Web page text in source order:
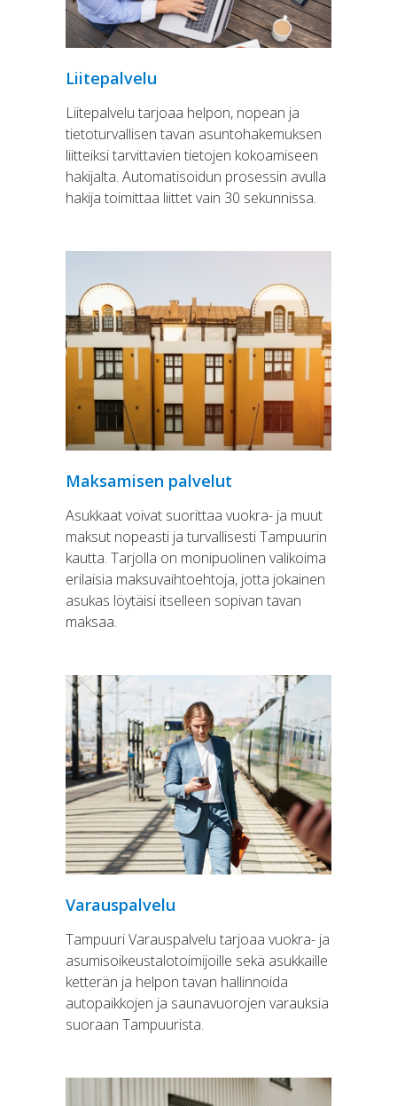
Liitepalvelu
Liitepalvelu tarjoaa helpon, nopean ja
tietoturvallisen tavan asuntohakemuksen
liitteiksi tarvittavien tietojen kokoamiseen
hakijalta. Automatisoidun prosessin avulla
hakija toimittaa liittet vain 30 sekunnissa.
Maksamisen palvelut
Asukkaat voivat suorittaa vuokra- ja muut
maksut nopeasti ja turvallisesti Tampuurin
kautta. Tarjolla on monipuolinen valikoima
erilaisia maksuvaihtoehtoja, jotta jokainen
asukas löytäisi itselleen sopivan tavan
maksaa.
Varauspalvelu
Tampuuri Varauspalvelu tarjoaa vuokra- ja
asumisoikeustalotoimijoille sekä asukkaille
ketterän ja helpon tavan hallinnoida
autopaikkojen ja saunavuorojen varauksia
suoraan Tampuurista.